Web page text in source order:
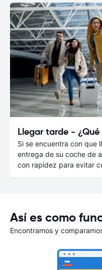
Llegar tarde - ¿Qué
Si se encuentra con que
entrega de su coche de
con rapidez para evitar
Así es como
Encontramos y